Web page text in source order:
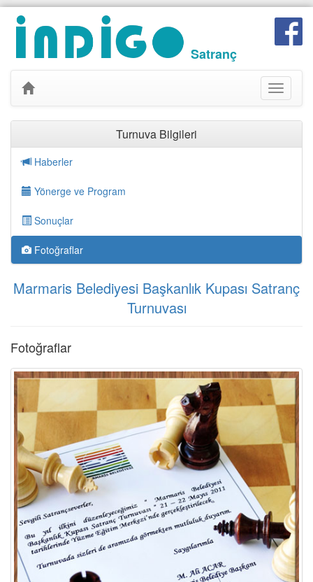
Satranç
Toggle
Turnuva Bilgileri
Haberler
Yönerge ve Program
Sonuçlar
Fotoğraflar
Marmaris Belediyesi Başkanlık Kupası Satranç
Turnuvası
Fotoğraflar